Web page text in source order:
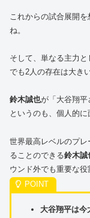
これからの試合展開
ね。
そして、単なる主力
でも2人の存在は大き
鈴木誠也が「大谷翔平
というのも、個人的に
世界最高レベルのプレ
ることのできる鈴木誠
ウンド外でも重要な役
大谷翔平は今